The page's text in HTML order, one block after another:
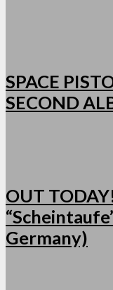
SPACE
SECOND
OUT
Germany)